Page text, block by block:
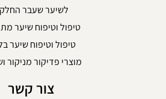
לשיער שעבר
טיפול וטיפוח שיער
טיפול וטיפוח שיער
מוצרי פדיקור מניקור
צור קשר